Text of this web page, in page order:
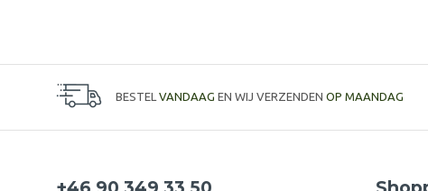
BESTEL VANDAAG EN WIJ VERZENDEN OP MAANDAG